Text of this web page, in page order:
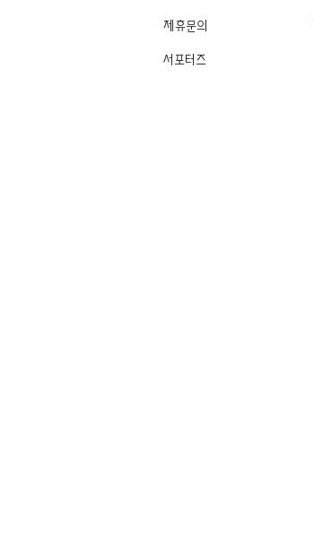
제휴문의
서포터즈